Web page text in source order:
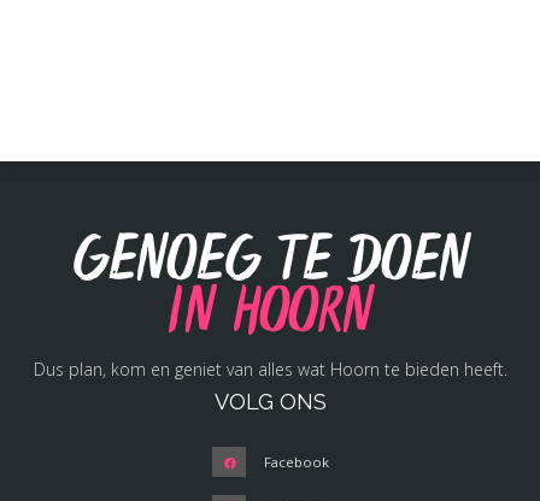
Genoeg te doen
in Hoorn
Dus plan, kom en geniet van alles wat Hoorn te bieden heeft.
VOLG ONS
Facebook